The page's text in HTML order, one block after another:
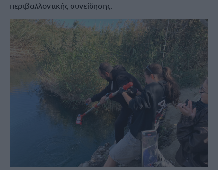
περιβαλλοντικής συνείδησης.